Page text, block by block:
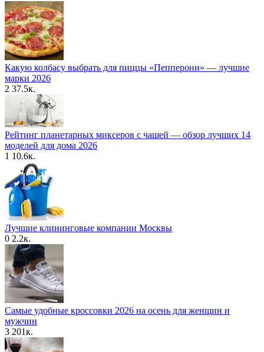
Какую колбасу выбрать для пиццы «Пепперони» — лучшие
марки 2026
2 37.5к.
Рейтинг планетарных миксеров с чашей — обзор лучших 14
моделей для дома 2026
1 10.6к.
Лучшие клининговые компании Москвы
0 2.2к.
Самые удобные кроссовки 2026 на осень для женщин и
мужчин
3 201к.